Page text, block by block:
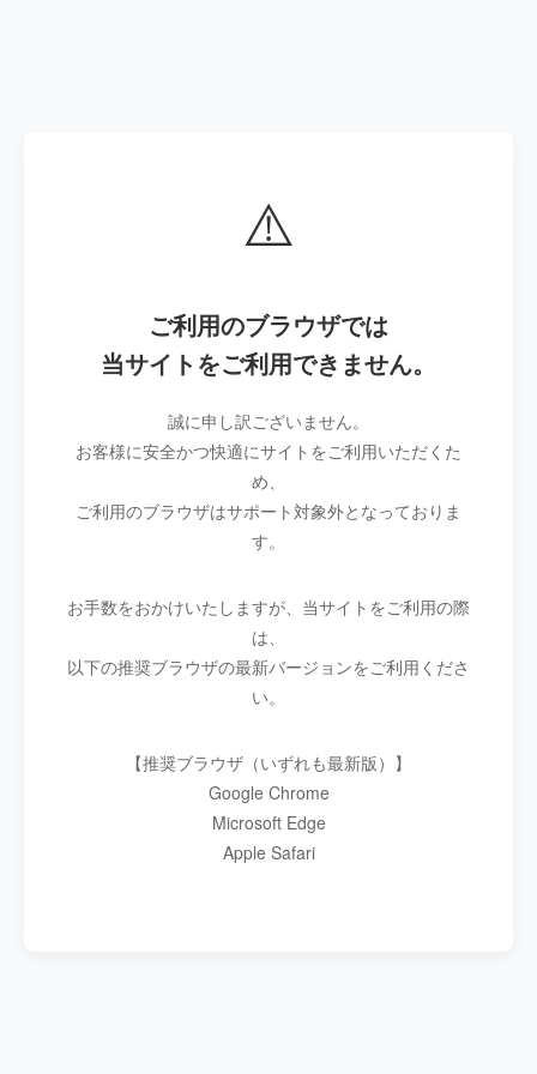
⚠️
ご利用のブラウザでは
当サイトをご利用できません。
誠に申し訳ございません。
お客様に安全かつ快適にサイトをご利用いただくた
め、
ご利用のブラウザはサポート対象外となっておりま
す。
お手数をおかけいたしますが、当サイトをご利用の際
は、
以下の推奨ブラウザの最新バージョンをご利用くださ
い。
【推奨ブラウザ（いずれも最新版）】
Google Chrome
Microsoft Edge
Apple Safari